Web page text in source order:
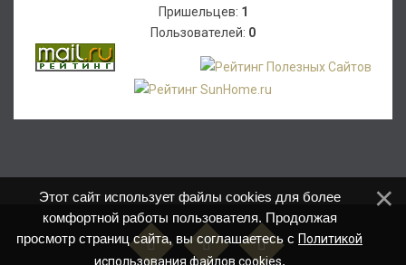
Пришельцев: 1
Пользователей: 0
Этот сайт использует файлы cookies для более
комфортной работы пользователя. Продолжая
просмотр страниц сайта, вы соглашаетесь с Политикой
использования файлов cookies.